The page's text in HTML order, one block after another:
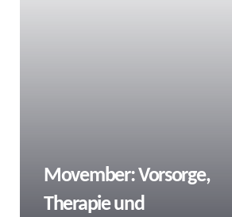
Movember: Vorsorge,
Therapie und